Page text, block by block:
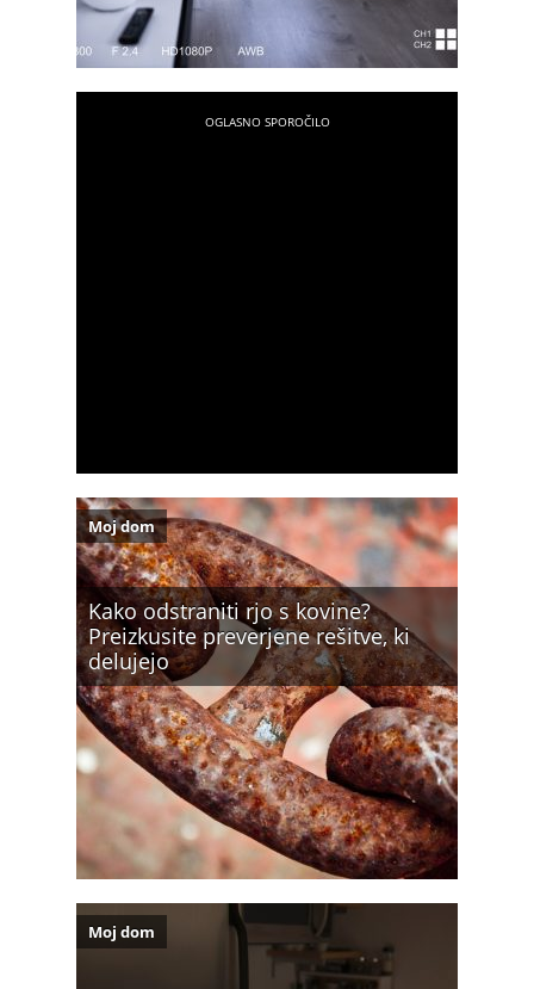
Kako odstraniti rjo s kovine?
Preizkusite preverjene rešitve, ki
delujejo
Moj dom
Moj dom